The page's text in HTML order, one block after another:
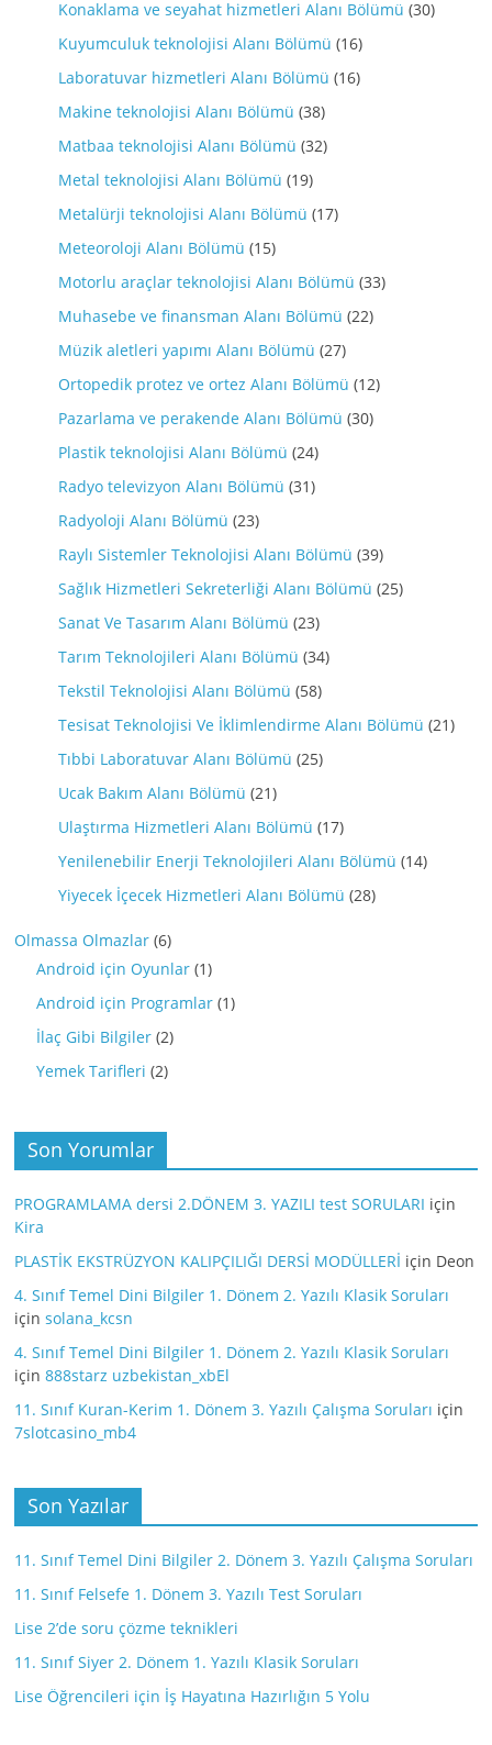
Konaklama ve seyahat hizmetleri Alanı Bölümü (30)
Kuyumculuk teknolojisi Alanı Bölümü (16)
Laboratuvar hizmetleri Alanı Bölümü (16)
Makine teknolojisi Alanı Bölümü (38)
Matbaa teknolojisi Alanı Bölümü (32)
Metal teknolojisi Alanı Bölümü (19)
Metalürji teknolojisi Alanı Bölümü (17)
Meteoroloji Alanı Bölümü (15)
Motorlu araçlar teknolojisi Alanı Bölümü (33)
Muhasebe ve finansman Alanı Bölümü (22)
Müzik aletleri yapımı Alanı Bölümü (27)
Ortopedik protez ve ortez Alanı Bölümü (12)
Pazarlama ve perakende Alanı Bölümü (30)
Plastik teknolojisi Alanı Bölümü (24)
Radyo televizyon Alanı Bölümü (31)
Radyoloji Alanı Bölümü (23)
Raylı Sistemler Teknolojisi Alanı Bölümü (39)
Sağlık Hizmetleri Sekreterliği Alanı Bölümü (25)
Sanat Ve Tasarım Alanı Bölümü (23)
Tarım Teknolojileri Alanı Bölümü (34)
Tekstil Teknolojisi Alanı Bölümü (58)
Tesisat Teknolojisi Ve İklimlendirme Alanı Bölümü (21)
Tıbbi Laboratuvar Alanı Bölümü (25)
Ucak Bakım Alanı Bölümü (21)
Ulaştırma Hizmetleri Alanı Bölümü (17)
Yenilenebilir Enerji Teknolojileri Alanı Bölümü (14)
Yiyecek İçecek Hizmetleri Alanı Bölümü (28)
Olmassa Olmazlar (6)
Android için Oyunlar (1)
Android için Programlar (1)
İlaç Gibi Bilgiler (2)
Yemek Tarifleri (2)
Son Yorumlar
PROGRAMLAMA dersi 2.DÖNEM 3. YAZILI test SORULARI için
Kira
PLASTİK EKSTRÜZYON KALIPÇILIĞI DERSİ MODÜLLERİ için Deon
4. Sınıf Temel Dini Bilgiler 1. Dönem 2. Yazılı Klasik Soruları
içinsolana_kcsn
4. Sınıf Temel Dini Bilgiler 1. Dönem 2. Yazılı Klasik Soruları
için888starz uzbekistan_xbEl
11. Sınıf Kuran-Kerim 1. Dönem 3. Yazılı Çalışma Soruları için
7slotcasino_mb4
Son Yazılar
11. Sınıf Temel Dini Bilgiler 2. Dönem 3. Yazılı Çalışma Soruları
11. Sınıf Felsefe 1. Dönem 3. Yazılı Test Soruları
Lise 2’de soru çözme teknikleri
11. Sınıf Siyer 2. Dönem 1. Yazılı Klasik Soruları
Lise Öğrencileri için İş Hayatına Hazırlığın 5 Yolu